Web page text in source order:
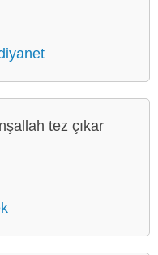
tez çıkar